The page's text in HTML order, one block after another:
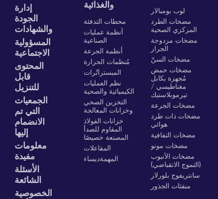
إدارة
الجودة
والشهادات
المسؤولية
الاجتماعية
المحتوى
قابل
للتنزيل
الجمعيات
التي تم
الانضمام
إليها
معلومات
مفيدة
الأسئلة
الشائعة
الخصوصية
والغذائية
محطات التدفئة
أنظمة عمليات
الصناعية
أنظمة الجرعة
مُنظمات الحرارة
المبستراتُرات
نظم العمليات
الكيميائية والصحية
التخزين الصحي
وخزانات المعالجة
خزانات الفولاذ
المقاوم للصدأ
المصنعة خصيصًا
المفاعلات
المهمةديساء
لوب بومبالار
مضخات الطرد
المركزي الصحية
مضخات مزدوجة
الجرار
مضخات السنّ
مضخات حمض
مُجهزة بكابل
مغناطيسي /
تيرموبلاستيك
مضخات الجرعة
مضخات ذات طرد
هوائي
مضخات التفافية
مضخات مونو
مضخات الأنبوب
(التموج الانقباضي)
سانتريفوج بلورلار
منفثات الجذور